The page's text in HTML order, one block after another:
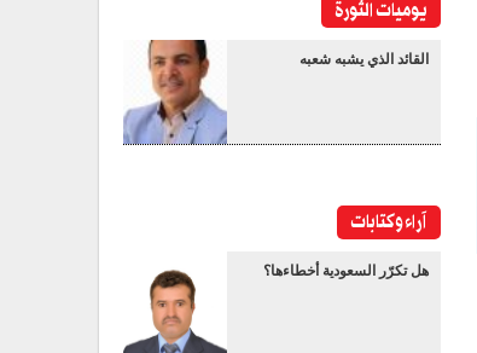
يوميات الثورة
القائد الذي يشبه شعبه
آراء وكتابات
هل تكرّر السعودية أخطاءها؟